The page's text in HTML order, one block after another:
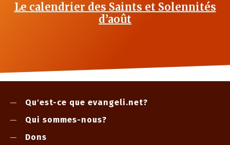
Le calendrier des Saints et Solennités
d’août
Qu'est-ce que evangeli.net?
Qui sommes-nous?
Dons